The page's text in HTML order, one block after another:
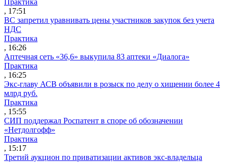
, 17:51
ВС запретил уравнивать цены участников закупок без учета
НДС
Практика
, 16:26
Аптечная сеть «36,6» выкупила 83 аптеки «Диалога»
Практика
, 16:25
Экс-главу АСВ объявили в розыск по делу о хищении более 4
млрд руб.
Практика
, 15:55
СИП поддержал Роспатент в споре об обозначении
«Нетдолгофф»
Практика
, 15:17
Третий аукцион по приватизации активов экс-владельца